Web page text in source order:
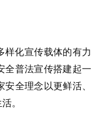
样化宣传载体的有力
全普法宣传搭建起一
全理念以更鲜活、
。